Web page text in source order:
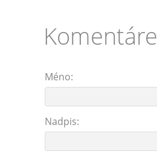
Komentáre
Méno:
Nadpis: